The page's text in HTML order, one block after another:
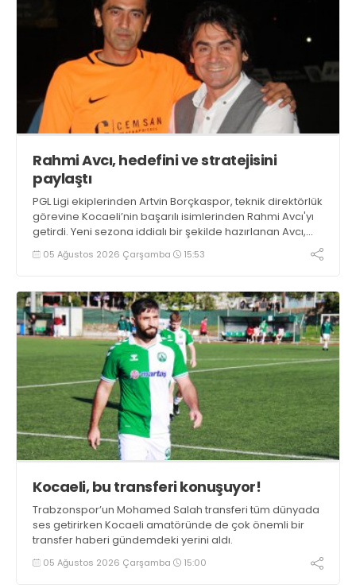
Rahmi Avcı, hedefini ve stratejisini
paylaştı
PGL Ligi ekiplerinden Artvin Borçkaspor, teknik direktörlük
görevine Kocaeli’nin başarılı isimlerinden Rahmi Avcı'yı
getirdi. Yeni sezona iddialı bir şekilde hazırlanan Avcı,
duygularını aktardı.
05 Ağustos 2026 Çarşamba 15:53
Kocaeli, bu transferi konuşuyor!
Trabzonspor’un Mohamed Salah transferi tüm dünyada
ses getirirken Kocaeli amatöründe de çok önemli bir
transfer haberi gündemdeki yerini aldı.
05 Ağustos 2026 Çarşamba 15:00